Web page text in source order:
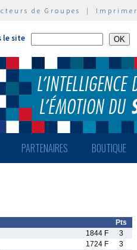
de Groupes | Imprimer
le site
PARTENAIRES BOUTIQUE
Pts
1844 F
3
1724 F
3